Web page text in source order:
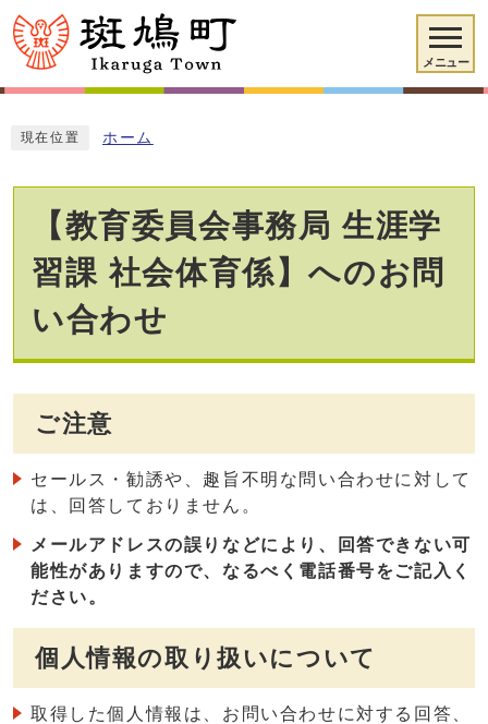
メニュー
現在位置 ホーム
【教育委員会事務局 生涯学
習課 社会体育係】へのお問
い合わせ
ご注意
セールス・勧誘や、趣旨不明な問い合わせに対して
は、回答しておりません。
メールアドレスの誤りなどにより、回答できない可
能性がありますので、なるべく電話番号をご記入く
ださい。
個人情報の取り扱いについて
取得した個人情報は、お問い合わせに対する回答、